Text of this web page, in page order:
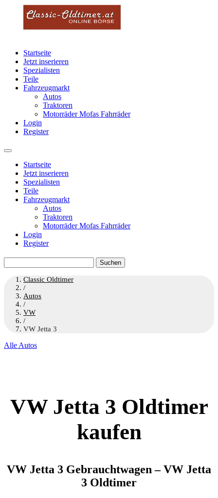
Startseite
Jetzt inserieren
Spezialisten
Teile
Fahrzeugmarkt
Autos
Traktoren
Motorräder Mofas Fahrräder
Login
Register
Startseite
Jetzt inserieren
Spezialisten
Teile
Fahrzeugmarkt
Autos
Traktoren
Motorräder Mofas Fahrräder
Login
Register
nach:
Classic Oldtimer
/
Autos
/
VW
/
VW Jetta 3
Alle Autos
VW Jetta 3 Oldtimer
kaufen
VW Jetta 3 Gebrauchtwagen – VW Jetta
3 Oldtimer